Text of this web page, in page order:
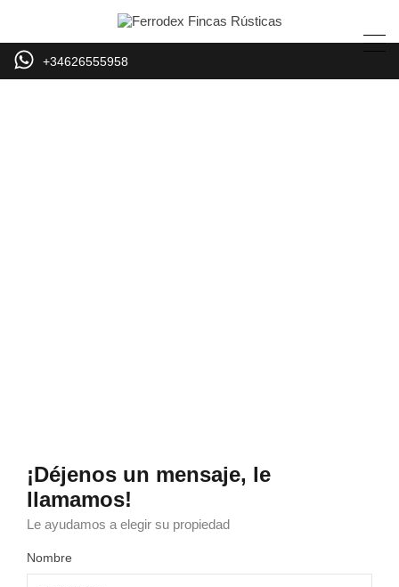
+34626555958
¡Déjenos un mensaje, le
llamamos!
Le ayudamos a elegir su propiedad
Nombre